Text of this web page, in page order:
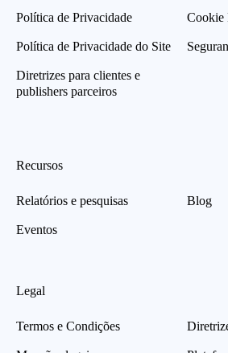
Política de Privacidade
Política de Privacidade do Site
Diretrizes para clientes e
publishers parceiros
Cookie
Recursos
Relatórios e pesquisas
Eventos
Blog
Legal
Termos e Condições